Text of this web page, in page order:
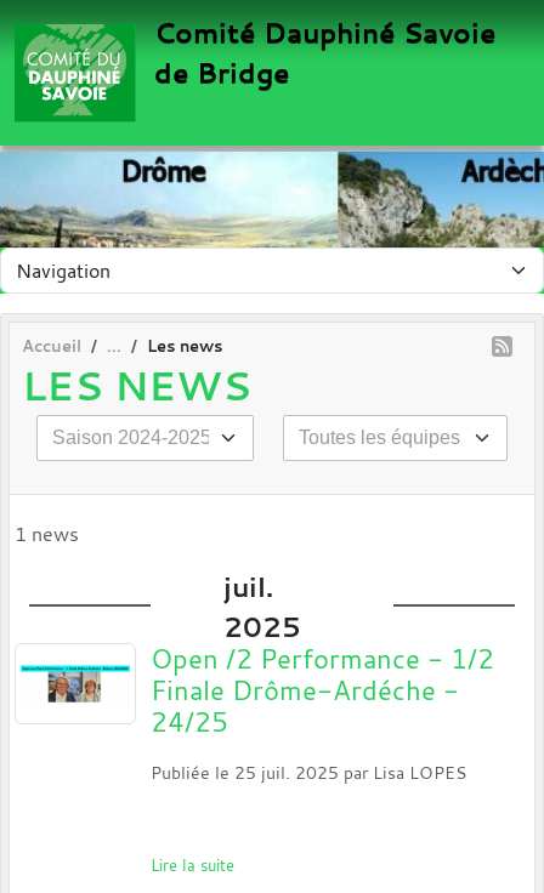
Comité Dauphiné Savoie
de Bridge
Accueil Les news
LES NEWS
1 news
juil.
2025
Open /2 Performance - 1/2
Finale Drôme-Ardéche -
24/25
Publiée le 25 juil. 2025 par Lisa LOPES
Lire la suite
Panneau de gestion des cookies